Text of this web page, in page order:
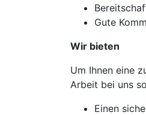
Gute
Wir bieten
Um Ihnen eine
Arbeit bei uns
Einen